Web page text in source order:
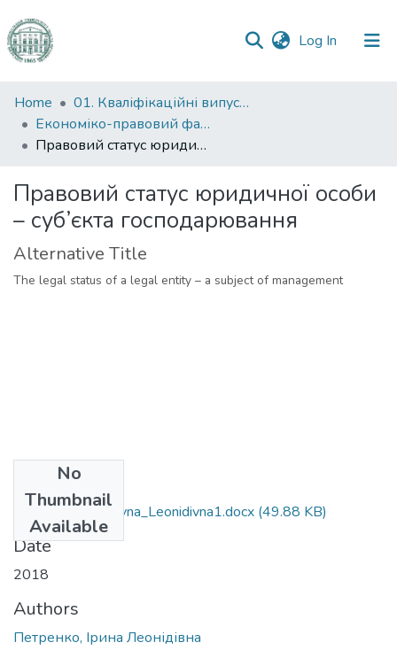
Log In (current)
Communities
&
Collections
Statistics
Home
01. Кваліфікаційні випускні роботи здобувачів вищої освіти
Економіко-правовий факультет
Правовий статус юридичної особи – суб’єкта господарювання
Правовий статус юридичної особи
– суб’єкта господарювання
Alternative Title
The legal status of a legal entity – a subject of management
No
Thumbnail
Available
081_Petrenko_Iryna_Leonidivna1.docx (49.88 KB)
Date
2018
Authors
Петренко, Ірина Леонідівна